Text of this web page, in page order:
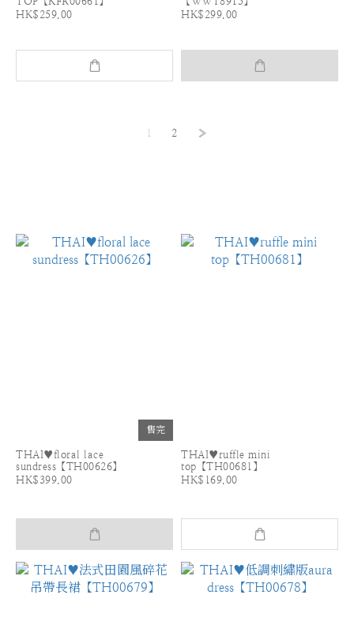
HK$259.00
HK$299.00
1 2 »
售完
THAI♥floral lace
sundress【TH00626】
HK$399.00
THAI♥ruffle mini
top【TH00681】
HK$169.00